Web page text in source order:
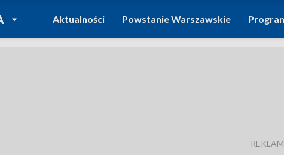
DO
Aktualności Powstanie Warszawskie